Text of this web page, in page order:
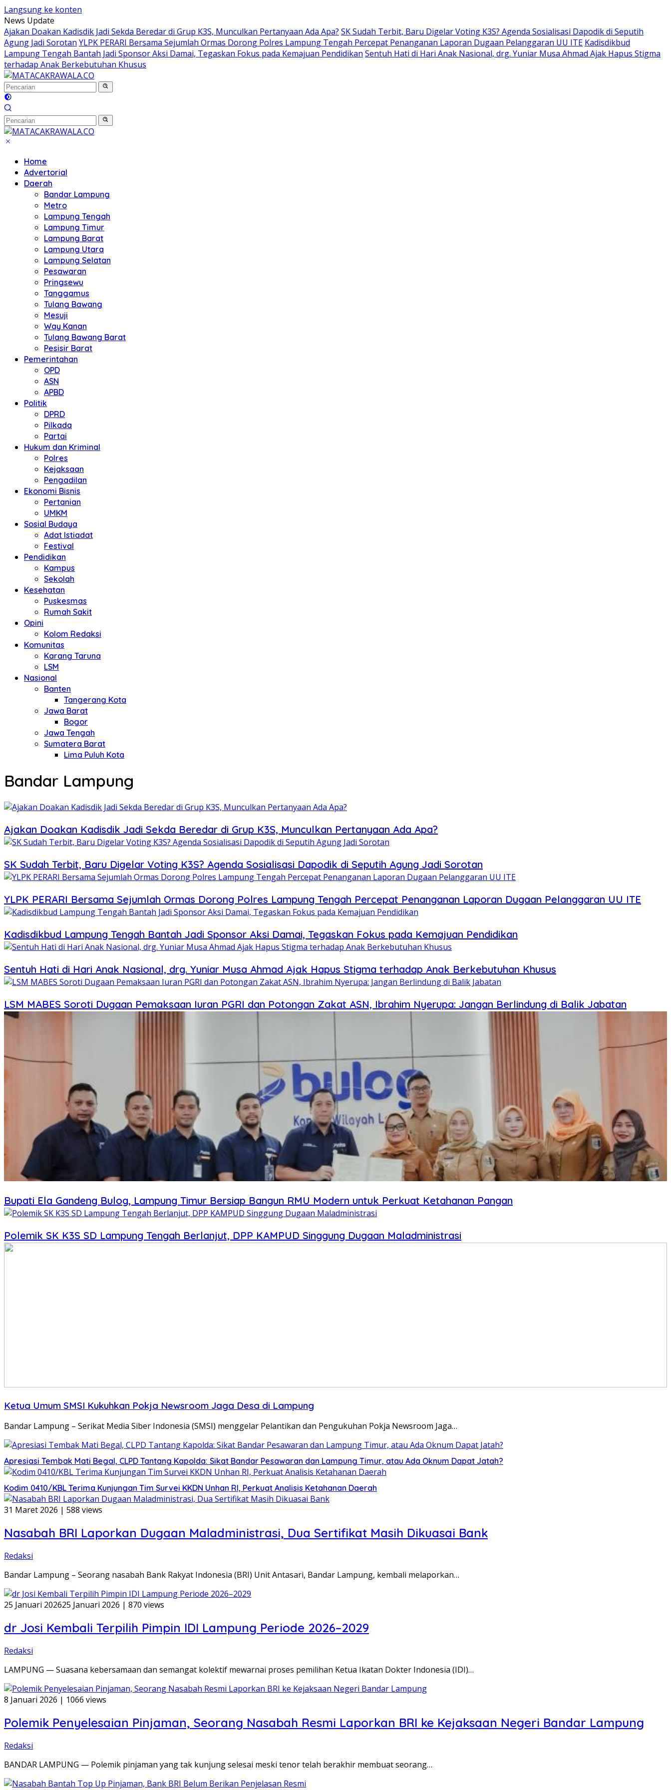
Langsung ke konten
News Update
Ajakan Doakan Kadisdik Jadi Sekda Beredar di Grup K3S, Munculkan Pertanyaan Ada Apa? SK Sudah Terbit, Baru Digelar Voting K3S? Agenda Sosialisasi Dapodik di Seputih
Agung Jadi Sorotan YLPK PERARI Bersama Sejumlah Ormas Dorong Polres Lampung Tengah Percepat Penanganan Laporan Dugaan Pelanggaran UU ITE Kadisdikbud
Lampung Tengah Bantah Jadi Sponsor Aksi Damai, Tegaskan Fokus pada Kemajuan Pendidikan Sentuh Hati di Hari Anak Nasional, drg. Yuniar Musa Ahmad Ajak Hapus Stigma
terhadap Anak Berkebutuhan Khusus
Home
Advertorial
Daerah
Bandar Lampung
Metro
Lampung Tengah
Lampung Timur
Lampung Barat
Lampung Utara
Lampung Selatan
Pesawaran
Pringsewu
Tanggamus
Tulang Bawang
Mesuji
Way Kanan
Tulang Bawang Barat
Pesisir Barat
Pemerintahan
OPD
ASN
APBD
Politik
DPRD
Pilkada
Partai
Hukum dan Kriminal
Polres
Kejaksaan
Pengadilan
Ekonomi Bisnis
Pertanian
UMKM
Sosial Budaya
Adat Istiadat
Festival
Pendidikan
Kampus
Sekolah
Kesehatan
Puskesmas
Rumah Sakit
Opini
Kolom Redaksi
Komunitas
Karang Taruna
LSM
Nasional
Banten
Tangerang Kota
Jawa Barat
Bogor
Jawa Tengah
Sumatera Barat
Lima Puluh Kota
Bandar Lampung
Ajakan Doakan Kadisdik Jadi Sekda Beredar di Grup K3S, Munculkan Pertanyaan Ada Apa?
SK Sudah Terbit, Baru Digelar Voting K3S? Agenda Sosialisasi Dapodik di Seputih Agung Jadi Sorotan
YLPK PERARI Bersama Sejumlah Ormas Dorong Polres Lampung Tengah Percepat Penanganan Laporan Dugaan Pelanggaran UU ITE
Kadisdikbud Lampung Tengah Bantah Jadi Sponsor Aksi Damai, Tegaskan Fokus pada Kemajuan Pendidikan
Sentuh Hati di Hari Anak Nasional, drg. Yuniar Musa Ahmad Ajak Hapus Stigma terhadap Anak Berkebutuhan Khusus
LSM MABES Soroti Dugaan Pemaksaan Iuran PGRI dan Potongan Zakat ASN, Ibrahim Nyerupa: Jangan Berlindung di Balik Jabatan
Bupati Ela Gandeng Bulog, Lampung Timur Bersiap Bangun RMU Modern untuk Perkuat Ketahanan Pangan
Polemik SK K3S SD Lampung Tengah Berlanjut, DPP KAMPUD Singgung Dugaan Maladministrasi
Ketua Umum SMSI Kukuhkan Pokja Newsroom Jaga Desa di Lampung
Bandar Lampung – Serikat Media Siber Indonesia (SMSI) menggelar Pelantikan dan Pengukuhan Pokja Newsroom Jaga…
Apresiasi Tembak Mati Begal, CLPD Tantang Kapolda: Sikat Bandar Pesawaran dan Lampung Timur, atau Ada Oknum Dapat Jatah?
Kodim 0410/KBL Terima Kunjungan Tim Survei KKDN Unhan RI, Perkuat Analisis Ketahanan Daerah
31 Maret 2026 | 588 views
Nasabah BRI Laporkan Dugaan Maladministrasi, Dua Sertifikat Masih Dikuasai Bank
Redaksi
Bandar Lampung – Seorang nasabah Bank Rakyat Indonesia (BRI) Unit Antasari, Bandar Lampung, kembali melaporkan…
25 Januari 202625 Januari 2026 | 870 views
dr Josi Kembali Terpilih Pimpin IDI Lampung Periode 2026–2029
Redaksi
LAMPUNG — Suasana kebersamaan dan semangat kolektif mewarnai proses pemilihan Ketua Ikatan Dokter Indonesia (IDI)…
8 Januari 2026 | 1066 views
Polemik Penyelesaian Pinjaman, Seorang Nasabah Resmi Laporkan BRI ke Kejaksaan Negeri Bandar Lampung
Redaksi
BANDAR LAMPUNG — Polemik pinjaman yang tak kunjung selesai meski tenor telah berakhir membuat seorang…